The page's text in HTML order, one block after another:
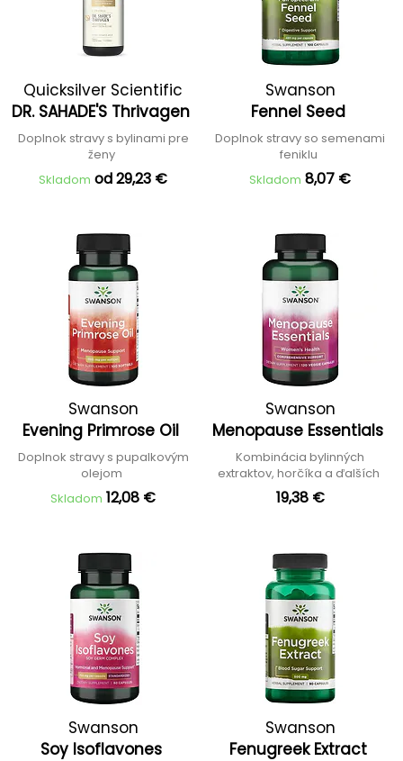
Quicksilver Scientific
DR. SAHADE'S Thrivagen
Doplnok stravy s bylinami pre
ženy
Skladom od 29,23 €
Swanson
Fennel Seed
Doplnok stravy so semenami
feniklu
Skladom 8,07 €
Swanson
Evening Primrose Oil
Doplnok stravy s pupalkovým
olejom
Skladom 12,08 €
Swanson
Menopause Essentials
Kombinácia bylinných
extraktov, horčíka a ďalších
19,38 €
Swanson
Soy Isoflavones
Swanson
Fenugreek Extract